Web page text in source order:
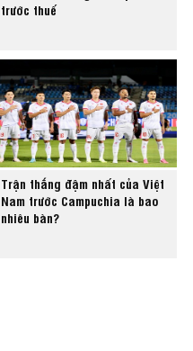
trước thuế
Trận thắng đậm nhất của Việt
Nam trước Campuchia là bao
nhiêu bàn?